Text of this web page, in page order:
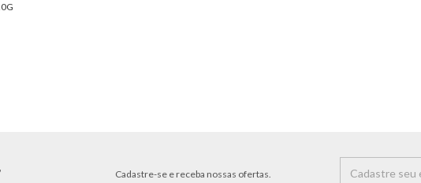
Cadastre-se e receba nossas ofertas.